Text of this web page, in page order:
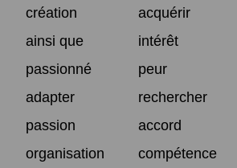
création
acquérir
ainsi que
intérêt
passionné
peur
adapter
rechercher
passion
accord
organisation
compétence